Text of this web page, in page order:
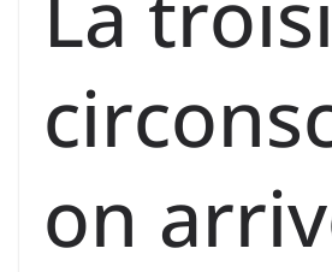
on